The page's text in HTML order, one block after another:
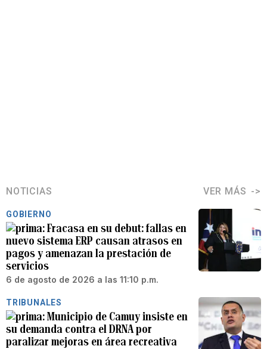
NOTICIAS VER MÁS
GOBIERNO
Fracasa en su debut: fallas en
nuevo sistema ERP causan atrasos en
pagos y amenazan la prestación de
servicios
6 de agosto de 2026 a las 11:10 p.m.
TRIBUNALES
Municipio de Camuy insiste en
su demanda contra el DRNA por
paralizar mejoras en área recreativa